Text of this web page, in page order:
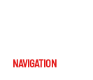
NAVIGATION